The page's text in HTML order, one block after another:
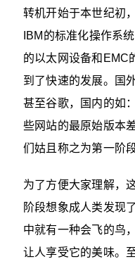
转机开始于本世纪初
IBM的标准化操作系
的以太网设备和EMC
到了快速的发展。国
甚至谷歌，国内的如
些网站的最原始版本
们姑且称之为第一阶段
为了方便大家理解，
阶段想象成人类发现
中就有一种会飞的鸟
让人享受它的美味。